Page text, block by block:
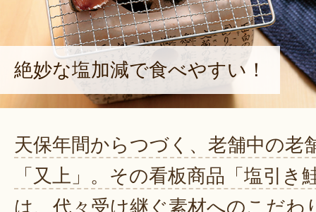
絶妙な塩加減で食べやすい！
天保年間からつづく、老舗中の老
「又上」。その看板商品「塩引き
は、代々受け継ぐ素材へのこだわ